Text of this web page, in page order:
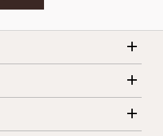
- Morumbi São Paulo - SP,